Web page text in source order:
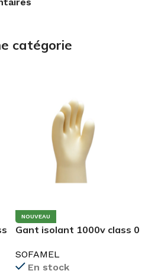
catégorie
NOUVEAU
Gant isolant 1000v class 0
SOFAMEL
En stock